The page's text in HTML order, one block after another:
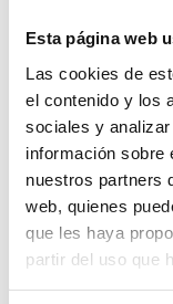
Esta página web
Las cookies de
el contenido y los
sociales y
información sobre
nuestros partners
web, quienes
que les haya
partir del uso que
6: Cocinad de